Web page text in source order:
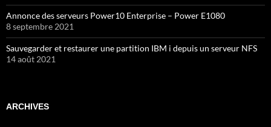
Annonce des serveurs Power10 Enterprise – Power E1080
8 septembre 2021
Sauvegarder et restaurer une partition IBM i depuis un serveur NFS
14 août 2021
ARCHIVES